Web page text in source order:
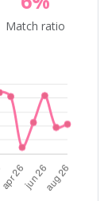
Match ratio